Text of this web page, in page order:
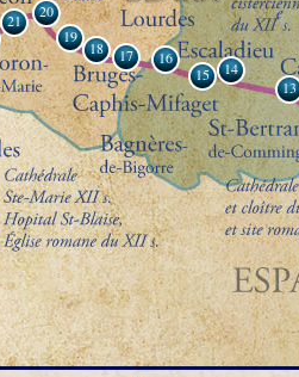
13
14
15
16
17
18
19
20
21